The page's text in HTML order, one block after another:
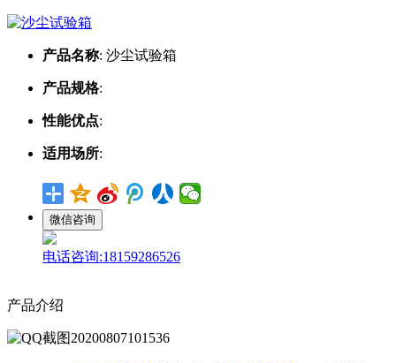
产品名称: 沙尘试验箱
产品规格:
性能优点:
适用场所:
微信咨询
电话咨询:18159286526
产品介绍